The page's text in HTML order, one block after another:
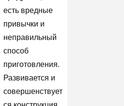
есть вредные
привычки и
неправильный
способ
приготовления.
Развивается и
совершенствует